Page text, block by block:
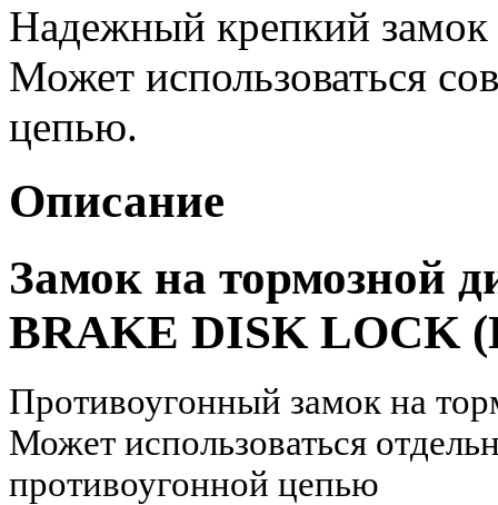
Надежный крепкий замок
Может использоваться
цепью.
Описание
Замок на тормозной
BRAKE DISK LOCK
Противоугонный замок на
Может использоваться
противоугонной цепью